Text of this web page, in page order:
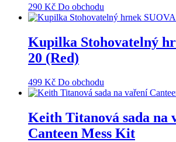
290 Kč Do obchodu
Kupilka Stohovatelný
20 (Red)
499 Kč Do obchodu
Keith Titanová sada na
Canteen Mess Kit